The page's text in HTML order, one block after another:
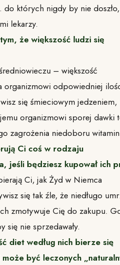
których nigdy by nie
lekarzy.
że większość ludzi się
– większość
organizmowi odpowiedniej
się śmieciowym jedzeniem,
organizmowi sporej
zagrożenia niedoboru
Ci coś w rodzaju
jeśli będziesz kupował ich
Ci, jak Żyd w Niemca
się tak źle, że niedługo
zmotywuje Cię do zakupu.
się nie sprzedawały.
diet według nich bierze się
być leczonych